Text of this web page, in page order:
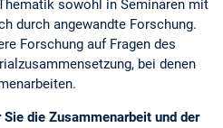
sowohl in Seminaren mit
durch angewandte Forschung.
Forschung auf Fragen des
bei denen
die Zusammenarbeit und der